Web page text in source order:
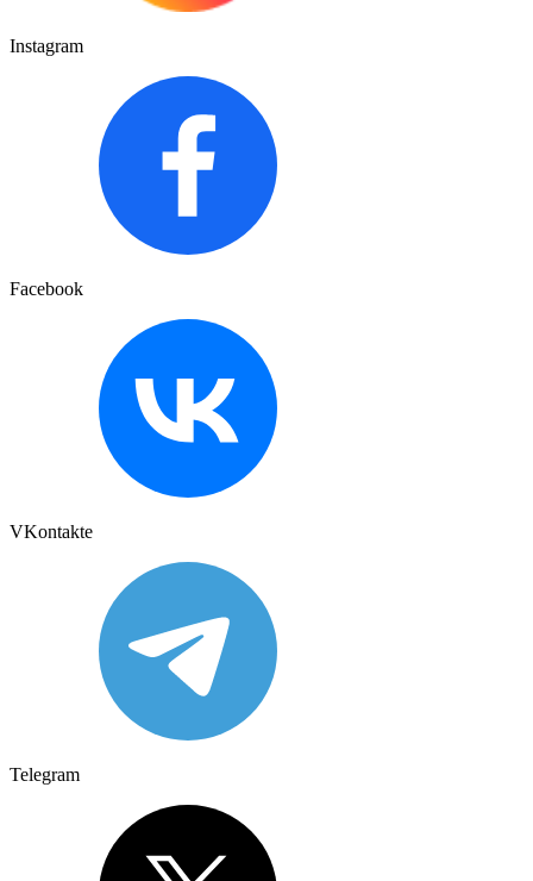
Instagram
Facebook
VKontakte
Telegram